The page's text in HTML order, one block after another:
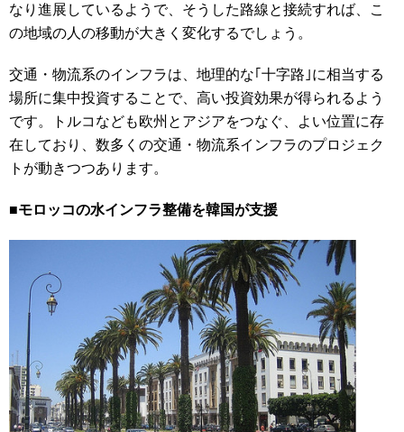
なり進展しているようで、そうした路線と接続すれば、こ
の地域の人の移動が大きく変化するでしょう。
交通・物流系のインフラは、地理的な｢十字路｣に相当する
場所に集中投資することで、高い投資効果が得られるよう
です。トルコなども欧州とアジアをつなぐ、よい位置に存
在しており、数多くの交通・物流系インフラのプロジェク
トが動きつつあります。
■モロッコの水インフラ整備を韓国が支援